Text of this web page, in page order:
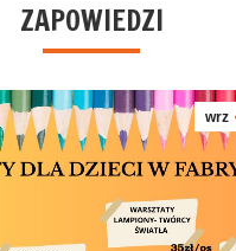
ZAPOWIEDZI
wrz